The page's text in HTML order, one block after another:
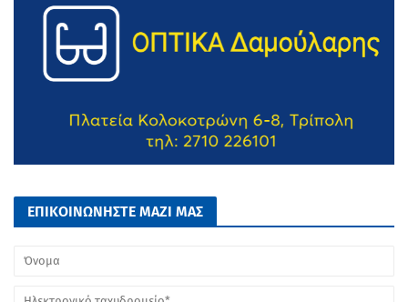
ΕΠΙΚΟΙΝΩΝΗΣΤΕ ΜΑΖΙ ΜΑΣ